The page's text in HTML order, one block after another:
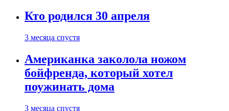
Кто родился 30 апреля
3 месяца спустя
Американка заколола ножом
бойфренда, который хотел
поужинать дома
3 месяца спустя